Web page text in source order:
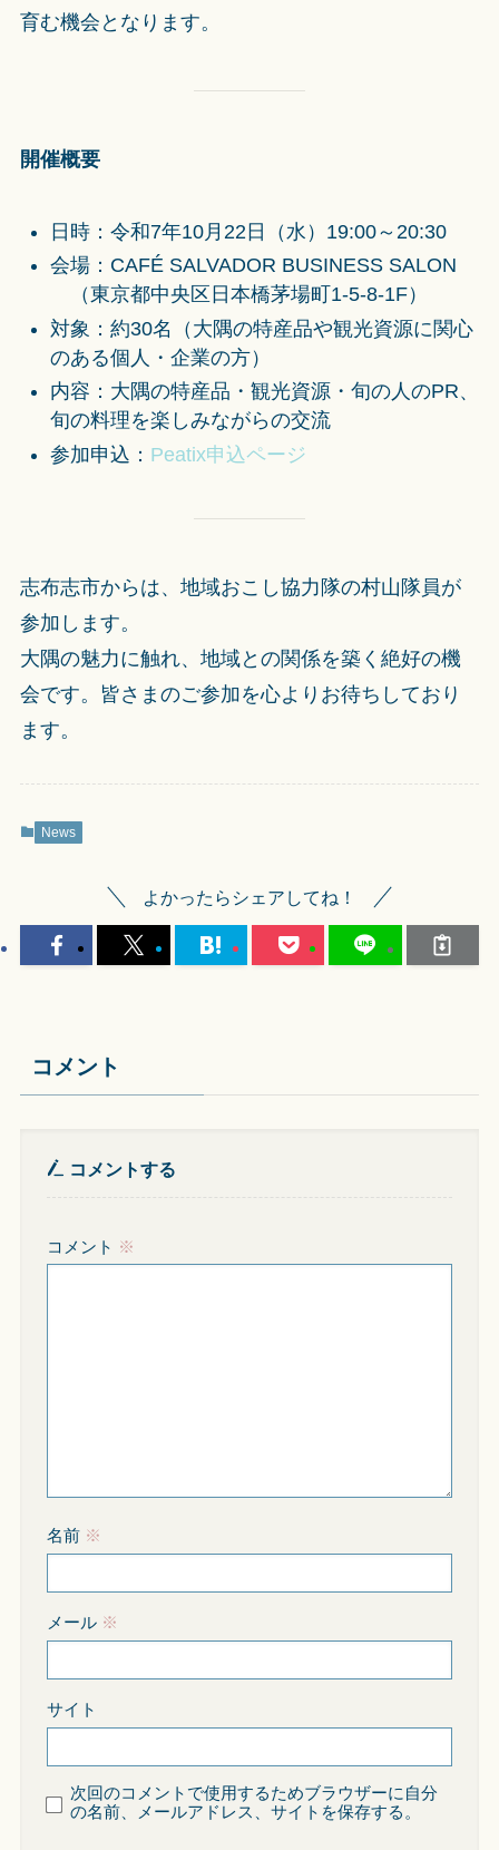
育む機会となります。
開催概要
日時：令和7年10月22日（水）19:00～20:30
会場：CAFÉ SALVADOR BUSINESS SALON
（東京都中央区日本橋茅場町1-5-8-1F）
対象：約30名（大隅の特産品や観光資源に関心
のある個人・企業の方）
内容：大隅の特産品・観光資源・旬の人のPR、
旬の料理を楽しみながらの交流
参加申込： Peatix申込ページ
志布志市からは、地域おこし協力隊の村山隊員が
参加します。
大隅の魅力に触れ、地域との関係を築く絶好の機
会です。皆さまのご参加を心よりお待ちしており
ます。
News
よかったらシェアしてね！
コメント
コメントする
コメント ※
名前 ※
メール ※
サイト
次回のコメントで使用するためブラウザーに自分
の名前、メールアドレス、サイトを保存する。